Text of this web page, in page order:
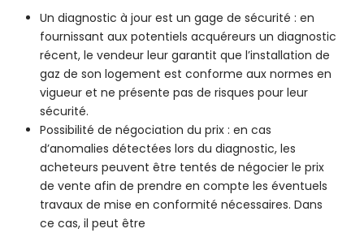
Un diagnostic à jour est un gage de sécurité : en
fournissant aux potentiels acquéreurs un diagnostic
récent, le vendeur leur garantit que l’installation de
gaz de son logement est conforme aux normes en
vigueur et ne présente pas de risques pour leur
sécurité.
Possibilité de négociation du prix : en cas
d’anomalies détectées lors du diagnostic, les
acheteurs peuvent être tentés de négocier le prix
de vente afin de prendre en compte les éventuels
travaux de mise en conformité nécessaires. Dans
ce cas, il peut être